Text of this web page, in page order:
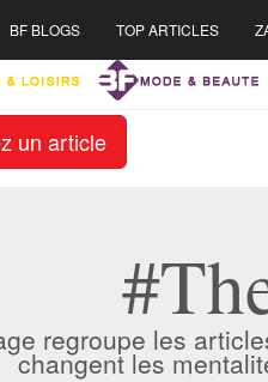
un article
BF BLOGS TOP ARTICLES
regroupe les
changent les